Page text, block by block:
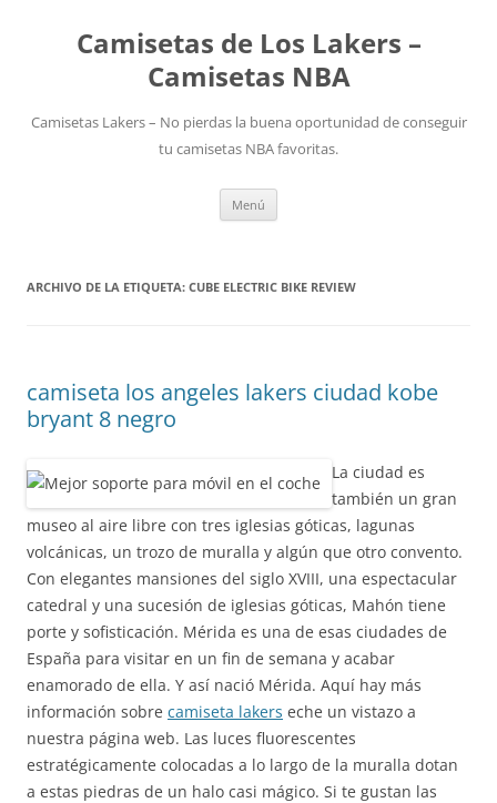
Camisetas de Los Lakers –
Camisetas NBA
Camisetas Lakers – No pierdas la buena oportunidad de conseguir
tu camisetas NBA favoritas.
Menú
ARCHIVO DE LA ETIQUETA: CUBE ELECTRIC BIKE REVIEW
camiseta los angeles lakers ciudad kobe
bryant 8 negro
La ciudad es
también un gran
museo al aire libre con tres iglesias góticas, lagunas
volcánicas, un trozo de muralla y algún que otro convento.
Con elegantes mansiones del siglo XVIII, una espectacular
catedral y una sucesión de iglesias góticas, Mahón tiene
porte y sofisticación. Mérida es una de esas ciudades de
España para visitar en un fin de semana y acabar
enamorado de ella. Y así nació Mérida. Aquí hay más
información sobre camiseta lakers eche un vistazo a
nuestra página web. Las luces fluorescentes
estratégicamente colocadas a lo largo de la muralla dotan
a estas piedras de un halo casi mágico. Si te gustan las